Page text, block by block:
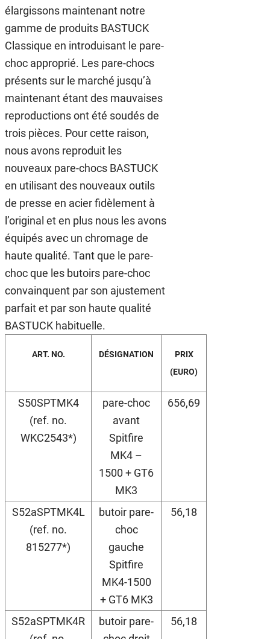
élargissons maintenant notre
gamme de produits BASTUCK
Classique en introduisant le pare-
choc approprié. Les pare-chocs
présents sur le marché jusqu’à
maintenant étant des mauvaises
reproductions ont été soudés de
trois pièces. Pour cette raison,
nous avons reproduit les
nouveaux pare-chocs BASTUCK
en utilisant des nouveaux outils
de presse en acier fidèlement à
l’original et en plus nous les avons
équipés avec un chromage de
haute qualité. Tant que le pare-
choc que les butoirs pare-choc
convainquent par son ajustement
parfait et par son haute qualité
BASTUCK habituelle.
ART. NO. DÉSIGNATION
PRIX
(EURO)
S50SPTMK4
(ref. no.
WKC2543*)
pare-choc
avant
Spitfire
MK4 –
1500 + GT6
MK3
656,69
S52aSPTMK4L
(ref. no.
815277*)
butoir pare-
choc
gauche
Spitfire
MK4-1500
+ GT6 MK3
56,18
S52aSPTMK4R
butoir pare-
56,18